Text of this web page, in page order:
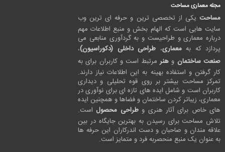
مجله معماری مساحت
مساحت یکی از تخصصی ترین و حرفه ای ترین وب
سایت هایی است که الهام بخش و منبع اطلاعات مهم
درباره معماری و طراحیست و به گردآوری منابعی می
پردازد که بهمعماری، طراحی داخلی (دکوراسیون)،
صنعت ساختمان و هنرمرتبط است و کاربران برای به
کار گرفتن و استفاده بهینه به این اطلاعات نیاز دارند.
تمرکز مساحت بیشتر بر روی قوه تحلیلی و دیداری
کاربران است و شامل ایده های تازه ای برای نوآوری در
معماری، زیباتر کردن ساختمان و فضاها و همچنین ایده
های خاص برای آثار هنری وطراحی محصول است.
تلاش مساحت برای رسیدن به بهترین جایگاه در بین
علاقه مندان و صاحبان و دست اندرکاران این حرفه ها
به عنوان یک منبع منحصربه فرد و متمایز است.